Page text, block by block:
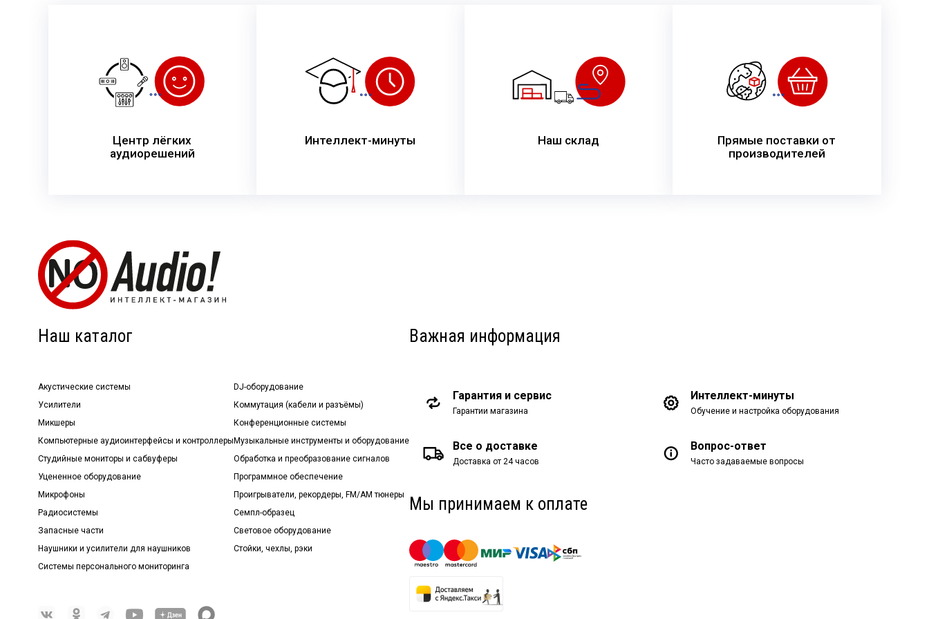
Центр лёгких
аудиорешений
Интеллект-минуты Наш склад
Прямые поставки от
производителей
Наш каталог
Акустические системы
Усилители
Микшеры
Компьютерные аудиоинтерфейсы и контроллеры
Студийные мониторы и сабвуферы
Уцененное оборудование
Микрофоны
Радиосистемы
Запасные части
Наушники и усилители для наушников
Системы персонального мониторинга
DJ-оборудование
Коммутация (кабели и разъёмы)
Конференционные системы
Музыкальные инструменты и оборудование
Обработка и преобразование сигналов
Программное обеспечение
Проигрыватели, рекордеры, FM/AM тюнеры
Семпл-образец
Световое оборудование
Стойки, чехлы, рэки
Важная информация
Гарантия и сервис
Гарантии магазина
Интеллект-минуты
Обучение и настройка оборудования
Все о доставке
Доставка от 24 часов
Вопрос-ответ
Часто задаваемые вопросы
Мы принимаем к оплате